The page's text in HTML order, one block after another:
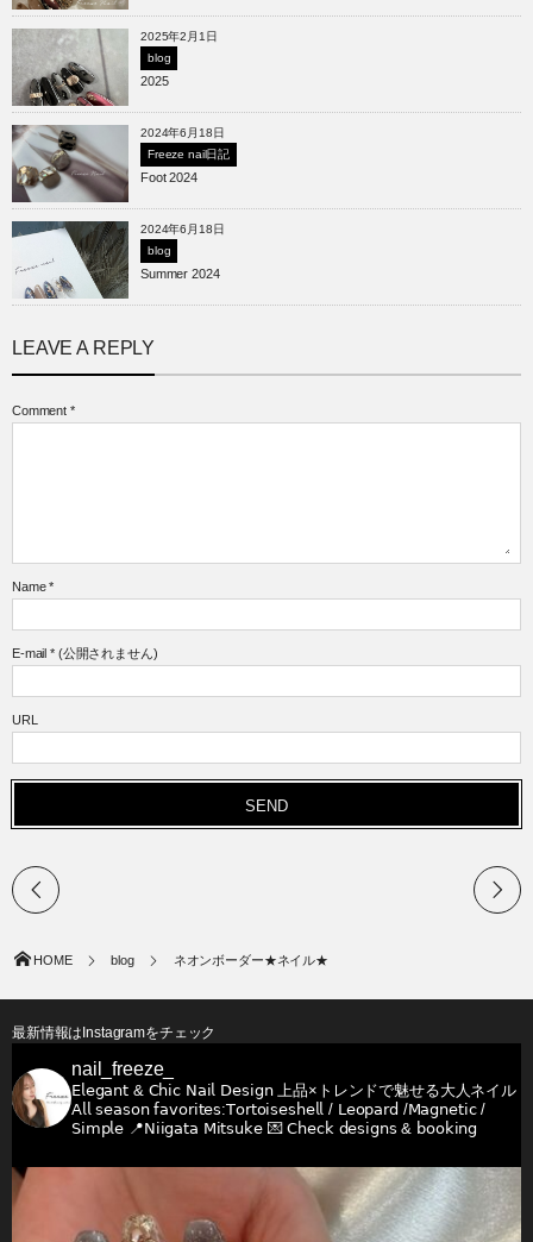
2025年2月1日
blog
2025
2024年6月18日
Freeze nail日記
Foot 2024
2024年6月18日
blog
Summer 2024
LEAVE A REPLY
Comment *
Name *
E-mail *(公開されません)
URL
HOME blog ネオンボーダー★ネイル★
最新情報はInstagramをチェック
nail_freeze_
𝖤𝗅𝖾𝗀𝖺𝗇𝗍 & 𝖢𝗁𝗂𝖼 𝖭𝖺𝗂𝗅 𝖣𝖾𝗌𝗂𝗀𝗇上品×トレンドで魅せる大人ネイル
𝖠𝗅𝗅 𝗌𝖾𝖺𝗌𝗈𝗇 𝖿𝖺𝗏𝗈𝗋𝗂𝗍𝖾𝗌:𝖳𝗈𝗋𝗍𝗈𝗂𝗌𝖾𝗌𝗁𝖾𝗅𝗅 / 𝖫𝖾𝗈𝗉𝖺𝗋𝖽 /𝖬𝖺𝗀𝗇𝖾𝗍𝗂𝖼 /
𝖲𝗂𝗆𝗉𝗅𝖾 📍𝖭𝗂𝗂𝗀𝖺𝗍𝖺 𝖬𝗂𝗍𝗌𝗎𝗄𝖾💌 𝖢𝗁𝖾𝖼𝗄 𝖽𝖾𝗌𝗂𝗀𝗇𝗌 & 𝖻𝗈𝗈𝗄𝗂𝗇𝗀